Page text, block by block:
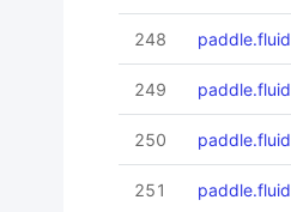
248
249
250
251